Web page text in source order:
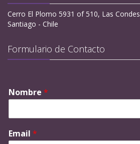
Cerro El Plomo 5931 of 510, Las Condes
Santiago - Chile
Formulario de Contacto
Nombre *
Email *